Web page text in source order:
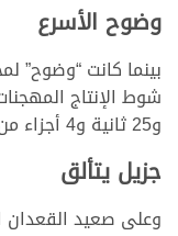
وضوح الأسرع
بينما كانت “وضوح”
و25 ثانية و4 أجزاء من الثانية.
جزيل يتألق
وعلى صعيد القعدان